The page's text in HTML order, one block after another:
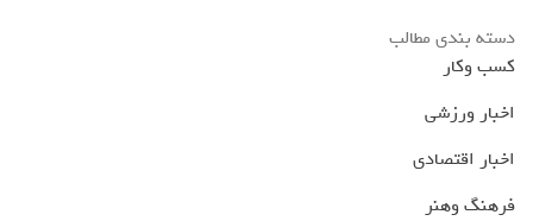
دسته بندی مطالب
کسب وکار
اخبار ورزشی
اخبار اقتصادی
فرهنگ وهنر